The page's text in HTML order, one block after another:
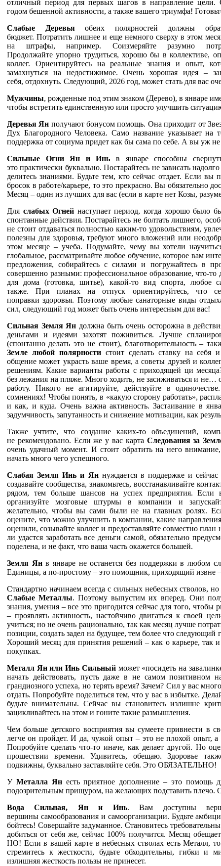
отличный период для первых шагов в направление
годом бешенной активности, а также вашего триумфа!
Слабые Деревья обеих полярностей должны
бюджет. Потратить лишнее и еще немного сверху в этом
на штрафы, например. Соизмеряйте разумно
Продолжайтеупорно трудиться, хорошо бы в коллективе,
коллег. Ориентируйтесь на реальные знания и опыт,
замахнуться на недостижимое. Очень хорошая идея –
себя, отдохнуть. Следующий, 2026 год, может стать для вас
Мужчины, рожденные под этим знаком (Дерево), в январе
чтобы встретить единственную или просто улучшить
Деревья Ян получают бонусом помощь. Она приходит от
Дух Благородного Человека. Само название указывает на
поддержка от социума придет как бы сама по себе. А вы уж не
Сильные Огни Ян и Инь в январе способны
этопрактически буквально. Постарайтесь не зависать
делитесь знаниями. Будьте тем, кто сейчас отдает. Если вы
бросок в работе/карьере, то это прекрасно. Вы обязательно
Месяц – один из лучших для вас (если в карте нет Козы,
Для слабых Огней наступает период, когда хорошо было
спонтанные действия. Постарайтесь не болтать лишнего,
не стоит отдаваться полностью каким-то удовольствиям,
полезны для здоровья, требуют много вложений или
этом месяце – учеба. Подумайте, чему выхотели
глобальное, рассматривайте любое обучение, которое вам
предложения, собирайтесьс силами и погружайтесь в
совершенно разными: профессиональное образование, что-
для дома (готовка, шитье), какой-то вид спорта, любое
также.При планах на отпуск ориентируйтесь, что
поправкиздоровья. Поэтому любые санаторные виды
сил, следующий год может быть очень интересным для вас!
Сильная Земля Ян должна быть очень осторожна в
деньгами и идеями захотят поживиться. Лучше
(спонтанно делать это не стоит), благотворительность –
Земле любой полярностистоит сделать ставку на себя
общение может украсть ваше время, а советы друзей и кол
решениям.Какие варианты работы с приходящей ци
безлежания на пляже. Много ходить, не засиживаться и не…
работу. Никого не агитируйте, действуйте в
сомнениях! Чтобы понять, в «какую сторону работать»,
и как, и куда. Очень важна активность. Застаивание в
задумчивость, запутанность и снижение мотивации, как
Также учтите, что создание каких-то объединений,
не рекомендовано. Если же у вас карта Следования за
очень удачный момент. И стоит обратить на него
начать много чего успешного.
Слабая Земля Инь и Яннуждается в поддержке и
создавайте сообщества, знакомьтесь, восстанавливайте
рядом, тем больше шансов на успех предприятия. Если
организуйте мозговые штурмы в компании и
желательно, чтобы вы сами были не на главных ролях.
оцените, что можно улучшить в компании, какие
оценили, созывайте коллег и предоставляйте совместноплан
ли удастся заработать все деньги самой, обязательно
поделена, и не факт, что ваша часть окажется большей.
Земля Янв январе не останется без поддержки в любом
Единицы, а по-простому – это помощник, приходящий извне
Стандартно начинаем всегда с сильных небесных стволов, но
Слабые Металлы. Поэтому выпустим их вперед. Они
знания, умения – все это пригодится сейчас для того, чтобы
– проявлять активность, настойчиво двигаться к своей
учиться; но не очень рационально, так как месяц лучше
позиции, создать задел на будущее, тем болеечто следующий
Хороший месяц для принятия решений – как о карьере, так
покупках.
Металл Ян или Инь Сильныйможет «посидеть на
начать действовать, пусть даже в не самом позитивном
грандиозного успеха, но терять время? Зачем? Сил у вас
отдать. Попробуйте поделиться тем, что у вас в избытке.
будьте внимательны. Сейчас вы становитесь излишне кри
зацикливайтесь на этом и гоните такие размышления.
Чем больше детского восприятия вы сумеете привнести в
легче он пройдет. И да, чужой опыт – это не плохой опыт,
Попробуйте сделать что-то иначе, как делает другой. Но
прошествии времени. Удивитесь, обещаю. Здоровье
подвижны, буквально заставляйте себя. Это ОБЯЗАТЕЛЬНО!
У Металла Янесть приятное дополнение – это помощь
подозрительным прищуром, на желающих подставить плечо.
Вода Сильная, Ян и Инь. Вам доступны
вершины самообразования и самоорганизации. Будьте
бойтесь! Совершайте задуманное. Становитесь
добиться от себя же, сейчас 100% получится. Месяц
НО! Если в вашей карте в небесных стволах есть Металл,
стремитесь к жесткости, будьте обходительны, гибки и
излишняя жесткость пользы не принесет.